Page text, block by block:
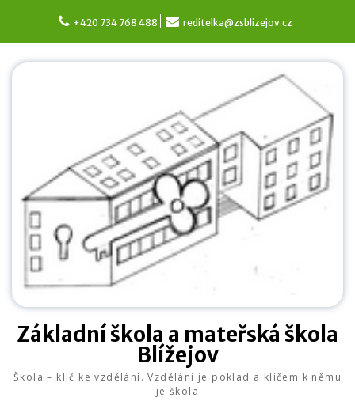
content
+420 734 768 488 reditelka@zsblizejov.cz
Základní škola a mateřská škola
Blížejov
Škola – klíč ke vzdělání. Vzdělání je poklad a klíčem k němu
je škola